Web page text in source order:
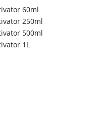
60ml
250ml
500ml
1L